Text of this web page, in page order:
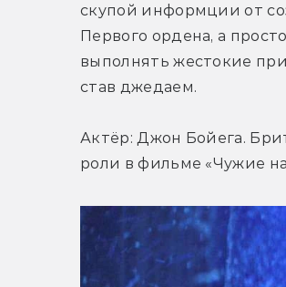
скупой информции от
Первого ордена, а
выполнять жестокие
став джедаем.
Актёр: Джон Бойега.
роли в фильме «Чужие